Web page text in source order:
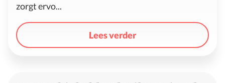
zorgt ervo...
Lees verder